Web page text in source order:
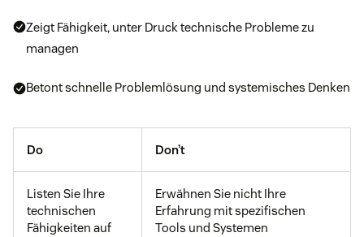
Zeigt Fähigkeit, unter Druck technische Probleme zu
managen
Betont schnelle Problemlösung und systemisches Denken
Do Don’t
Listen Sie Ihre
technischen
Fähigkeiten auf
Erwähnen Sie nicht Ihre
Erfahrung mit spezifischen
Tools und Systemen